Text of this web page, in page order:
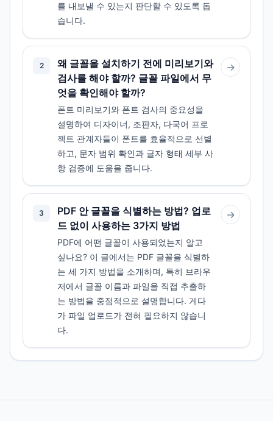
를 내보낼 수 있는지 판단할 수 있도록 돕
습니다.
2
왜 글꼴을 설치하기 전에 미리보기와
검사를 해야 할까? 글꼴 파일에서 무
엇을 확인해야 할까?
폰트 미리보기와 폰트 검사의 중요성을
설명하여 디자이너, 조판자, 다국어 프로
젝트 관계자들이 폰트를 효율적으로 선별
하고, 문자 범위 확인과 글자 형태 세부 사
항 검증에 도움을 줍니다.
→
3
PDF 안 글꼴을 식별하는 방법? 업로
드 없이 사용하는 3가지 방법
PDF에 어떤 글꼴이 사용되었는지 알고
싶나요? 이 글에서는 PDF 글꼴을 식별하
는 세 가지 방법을 소개하며, 특히 브라우
저에서 글꼴 이름과 파일을 직접 추출하
는 방법을 중점적으로 설명합니다. 게다
가 파일 업로드가 전혀 필요하지 않습니
다.
→